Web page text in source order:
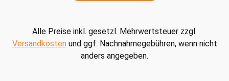
Alle Preise inkl. gesetzl. Mehrwertsteuer zzgl.
Versandkostenund ggf. Nachnahmegebühren, wenn nicht
anders angegeben.